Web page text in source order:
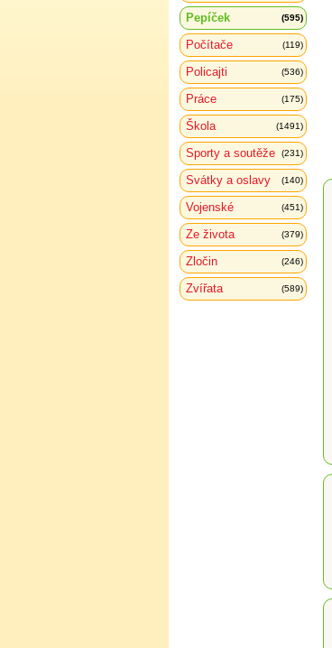
Pepíček (595)
Počítače (119)
Policajti (536)
Práce (175)
Škola (1491)
Sporty a soutěže (231)
Svátky a oslavy (140)
Vojenské (451)
Ze života (379)
Zločin (246)
Zvířata (589)